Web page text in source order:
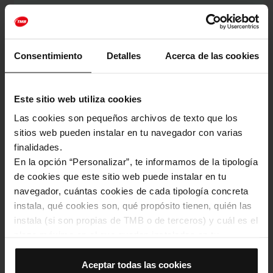
Consentimiento Detalles Acerca de las cookies
Este sitio web utiliza cookies
Las cookies son pequeños archivos de texto que los
sitios web pueden instalar en tu navegador con varias
finalidades.
En la opción “Personalizar”, te informamos de la tipología
de cookies que este sitio web puede instalar en tu
navegador, cuántas cookies de cada tipología concreta
instala, qué cookies son, qué propósito tienen, quién las
instala (si son propias de TMB o de terceros) y cuál es el
navegador. Si el panel de cookies muestra (0), significa
que no instala ninguna cookie de esta tipología.
Aceptar todas las cookies
<>